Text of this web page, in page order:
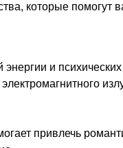
которые помогут
и психических
привлечь